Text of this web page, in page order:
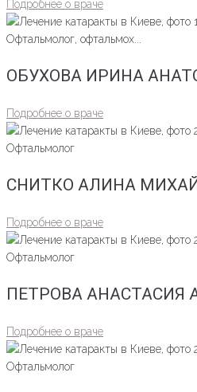
Подробнее о враче
Офтальмолог, офтальмох...
ОБУХОВА ИРИНА
Подробнее о враче
Офтальмолог
СНИТКО АЛИНА
Подробнее о враче
Офтальмолог
ПЕТРОВА АНАСТАСИЯ
Подробнее о враче
Офтальмолог